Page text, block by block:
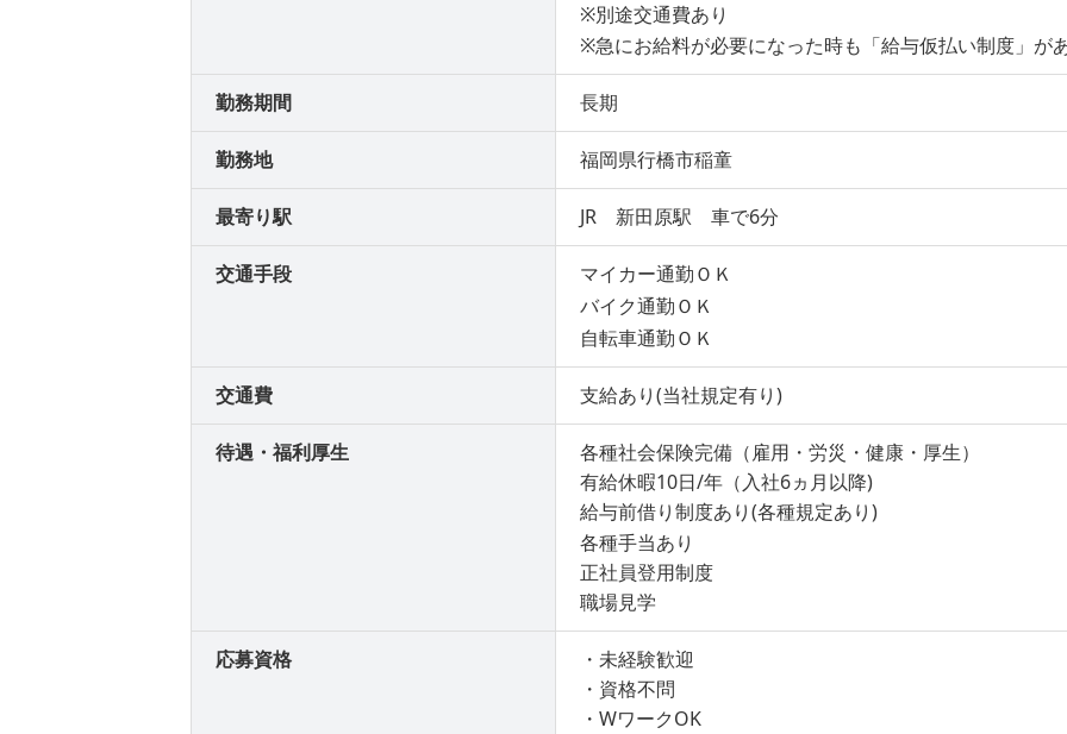
※別途交通費あり
※急にお給料が必要になった時も「給与仮払い制度」が
勤務期間 長期
勤務地 福岡県行橋市稲童
最寄り駅 JR 新田原駅 車で6分
交通手段
マイカー通勤ＯＫ
バイク通勤ＯＫ
自転車通勤ＯＫ
交通費 支給あり(当社規定有り)
待遇・福利厚生
各種社会保険完備（雇用・労災・健康・厚生）
有給休暇10日/年（入社6ヵ月以降)
給与前借り制度あり(各種規定あり)
各種手当あり
正社員登用制度
職場見学
応募資格
・未経験歓迎
・資格不問
・WワークOK